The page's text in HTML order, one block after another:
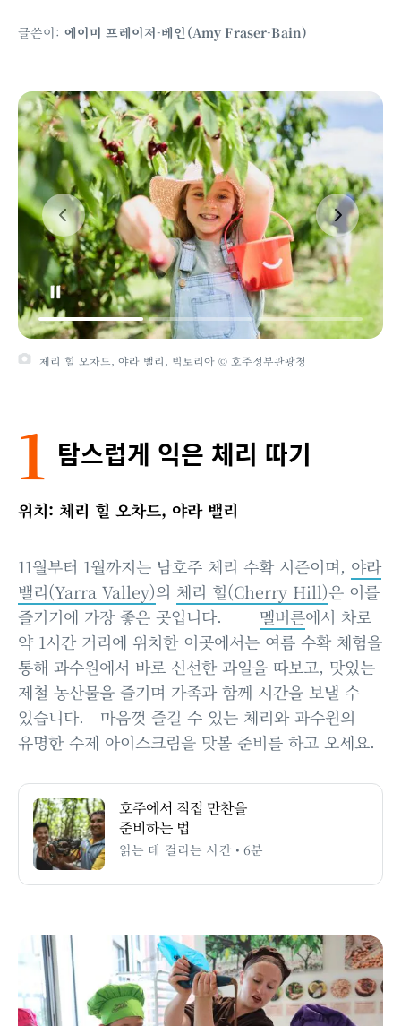
글쓴이: 에이미 프레이저-베인(Amy Fraser-Bain)
체리 힐 오차드, 야라 밸리, 빅토리아 © 호주정부관광청
1 탐스럽게 익은 체리 따기
위치: 체리 힐 오차드, 야라 밸리
11월부터 1월까지는 남호주 체리 수확 시즌이며, 야라
밸리(Yarra Valley)의 체리 힐(Cherry Hill)은 이를
즐기기에 가장 좋은 곳입니다. 멜버른에서 차로
약 1시간 거리에 위치한 이곳에서는 여름 수확 체험을
통해 과수원에서 바로 신선한 과일을 따보고, 맛있는
제철 농산물을 즐기며 가족과 함께 시간을 보낼 수
있습니다. 마음껏 즐길 수 있는 체리와 과수원의
유명한 수제 아이스크림을 맛볼 준비를 하고 오세요.
호주에서 직접 만찬을
준비하는 법
읽는 데 걸리는 시간 • 6분